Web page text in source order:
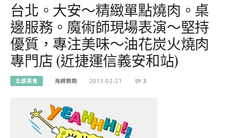
台北。大安～精緻單點燒肉。桌
邊服務。魔術師現場表演～堅持
優質，專注美味～油花炭火燒肉
專門店 (近捷運信義安和站)
北部美食 海綿飽飽 2013-02-21 3